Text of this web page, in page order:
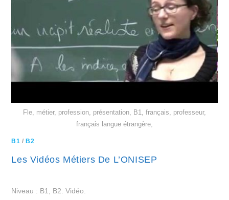
Fle, métier, profession, présentation, B1, français, professeur,
français langue étrangère,
B1 /B2
Les Vidéos Métiers De L’ONISEP
Niveau : B1, B2. Vidéo.